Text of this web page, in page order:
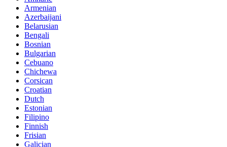
Armenian
Azerbaijani
Belarusian
Bengali
Bosnian
Bulgarian
Cebuano
Chichewa
Corsican
Croatian
Dutch
Estonian
Filipino
Finnish
Frisian
Galician